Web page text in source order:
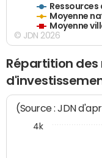
Moyenne
Moyenne
© JDN 2026
Répartition des
(Source : JDN
4k